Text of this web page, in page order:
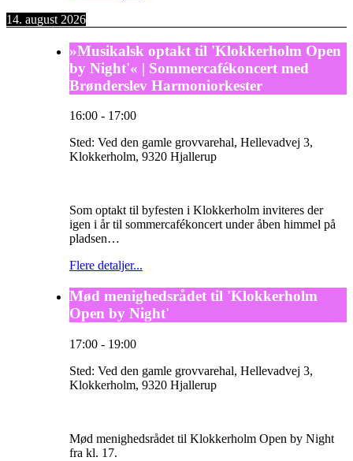
14. august 2026
»Musikalsk optakt til 'Klokkerholm Open
by Night'« | Sommercafékoncert med
Brønderslev Harmoniorkester
16:00 - 17:00
Sted: Ved den gamle grovvarehal, Hellevadvej 3,
Klokkerholm, 9320 Hjallerup
Som optakt til byfesten i Klokkerholm inviteres der
igen i år til sommercafékoncert under åben himmel på
pladsen…
Flere detaljer...
Mød menighedsrådet til 'Klokkerholm
Open by Night'
17:00 - 19:00
Sted: Ved den gamle grovvarehal, Hellevadvej 3,
Klokkerholm, 9320 Hjallerup
Mød menighedsrådet til Klokkerholm Open by Night
fra kl. 17.